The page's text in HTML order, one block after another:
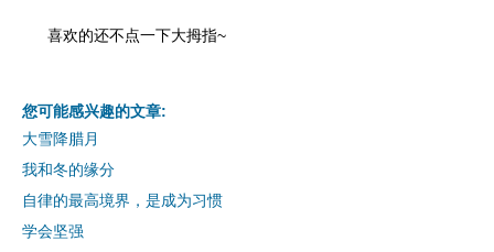
喜欢的还不点一下大拇指~
您可能感兴趣的文章:
大雪降腊月
我和冬的缘分
自律的最高境界，是成为习惯
学会坚强